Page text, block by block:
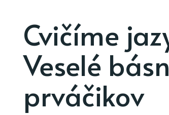
Cvičíme
Veselé
prváčikov